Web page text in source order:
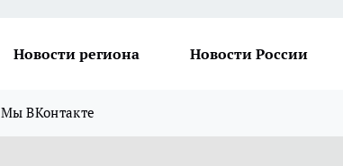
Новости региона Новости России
Мы ВКонтакте